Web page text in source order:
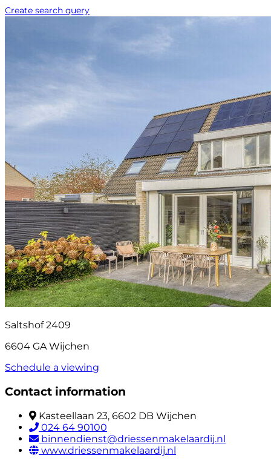
Create search query
Saltshof 2409
6604 GA Wijchen
Schedule a viewing
Contact information
Kasteellaan 23, 6602 DB Wijchen
024 64 90100
binnendienst@driessenmakelaardij.nl
www.driessenmakelaardij.nl